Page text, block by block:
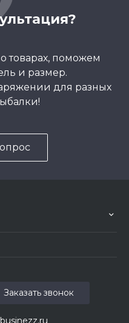
товарах, поможем
и размер.
для разных
Заказать звонок